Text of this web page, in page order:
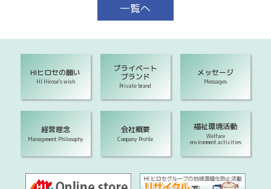
一覧へ
HIヒロセの願い
HI Hirose's wish
プライベート
ブランド
Private brand
メッセージ
Messages
経営理念
Management Philosophy
会社概要
Company Profile
福祉環境活動
Welfare
environment activities